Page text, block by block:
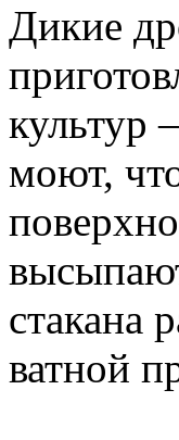
Дикие
культур
моют,
стакана
ватной